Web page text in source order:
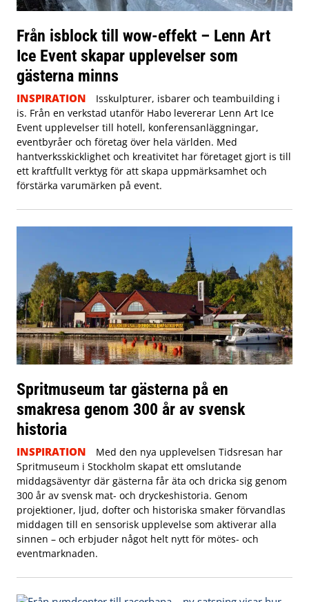
Från isblock till wow-effekt – Lenn Art
Ice Event skapar upplevelser som
gästerna minns
INSPIRATION
Isskulpturer, isbarer och teambuilding i
is. Från en verkstad utanför Habo levererar Lenn Art Ice
Event upplevelser till hotell, konferensanläggningar,
eventbyråer och företag över hela världen. Med
hantverksskicklighet och kreativitet har företaget gjort is till
ett kraftfullt verktyg för att skapa uppmärksamhet och
förstärka varumärken på event.
Spritmuseum tar gästerna på en
smakresa genom 300 år av svensk
historia
INSPIRATION
Med den nya upplevelsen Tidsresan har
Spritmuseum i Stockholm skapat ett omslutande
middagsäventyr där gästerna får äta och dricka sig genom
300 år av svensk mat- och dryckeshistoria. Genom
projektioner, ljud, dofter och historiska smaker förvandlas
middagen till en sensorisk upplevelse som aktiverar alla
sinnen – och erbjuder något helt nytt för mötes- och
eventmarknaden.